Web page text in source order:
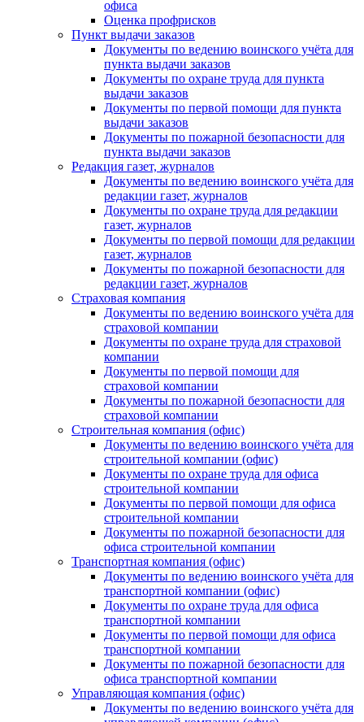
офиса
Оценка профрисков
Пункт выдачи заказов
Документы по ведению воинского учёта для
пункта выдачи заказов
Документы по охране труда для пункта
выдачи заказов
Документы по первой помощи для пункта
выдачи заказов
Документы по пожарной безопасности для
пункта выдачи заказов
Редакция газет, журналов
Документы по ведению воинского учёта для
редакции газет, журналов
Документы по охране труда для редакции
газет, журналов
Документы по первой помощи для редакции
газет, журналов
Документы по пожарной безопасности для
редакции газет, журналов
Страховая компания
Документы по ведению воинского учёта для
страховой компании
Документы по охране труда для страховой
компании
Документы по первой помощи для
страховой компании
Документы по пожарной безопасности для
страховой компании
Строительная компания (офис)
Документы по ведению воинского учёта для
строительной компании (офис)
Документы по охране труда для офиса
строительной компании
Документы по первой помощи для офиса
строительной компании
Документы по пожарной безопасности для
офиса строительной компании
Транспортная компания (офис)
Документы по ведению воинского учёта для
транспортной компании (офис)
Документы по охране труда для офиса
транспортной компании
Документы по первой помощи для офиса
транспортной компании
Документы по пожарной безопасности для
офиса транспортной компании
Управляющая компания (офис)
Документы по ведению воинского учёта для